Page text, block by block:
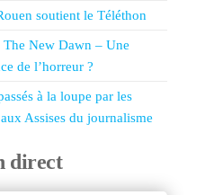
soutient le Téléthon
The New Dawn – Une
de l’horreur ?
à la loupe par les
Assises du journalisme
direct